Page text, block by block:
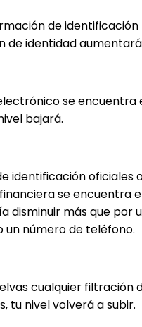
de identificación
de identidad
se encuentra
bajará.
identificación oficiales
se encuentra
disminuir más que por
un número de teléfono.
cualquier filtración
tu nivel volverá a subir.